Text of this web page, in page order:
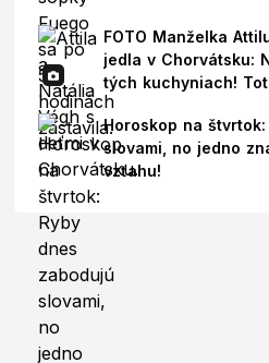
FOTO Manželka
jedla v Chorvátsku:
tých kuchyniach!
Horoskop na
slovami, no jedno
vzťahu!